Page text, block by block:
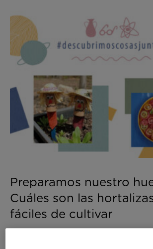
Preparamos nuestro
Cuáles son las
fáciles de cultivar